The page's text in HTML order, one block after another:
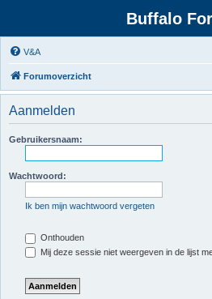
Buffalo
V&A
Forumoverzicht
Aanmelden
Gebruikersnaam:
Wachtwoord:
Ik ben mijn wachtwoord vergeten
Onthouden
Mij deze sessie niet weergeven in de lijst